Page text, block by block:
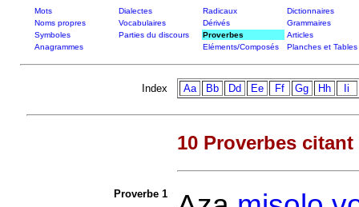
Mots Dialectes Radicaux
Dictionnaires
Noms propres
Vocabulaires Dérivés
Grammaires
Symboles
Parties du discours Proverbes
Articles
Anagrammes
Eléments/Composés Planches et Tables
Index Aa Bb Dd Ee Ff Gg Hh Ii
10 Proverbes
Proverbe 1